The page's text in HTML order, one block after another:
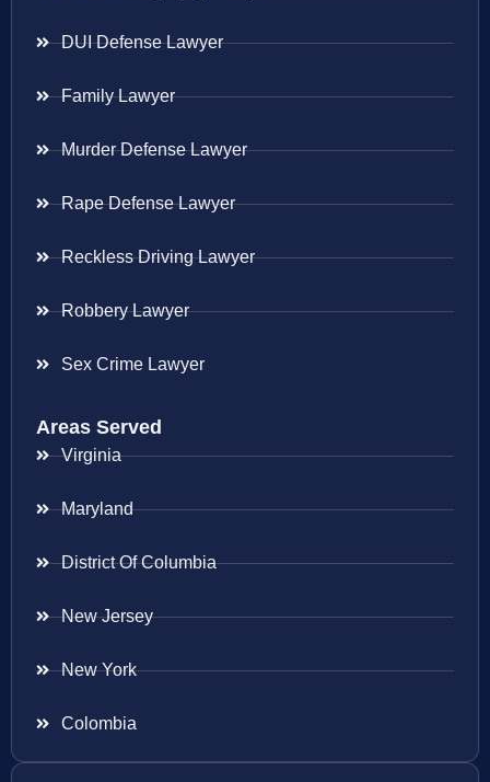
DUI Defense Lawyer
Family Lawyer
Murder Defense Lawyer
Rape Defense Lawyer
Reckless Driving Lawyer
Robbery Lawyer
Sex Crime Lawyer
Areas Served
Virginia
Maryland
District Of Columbia
New Jersey
New York
Colombia